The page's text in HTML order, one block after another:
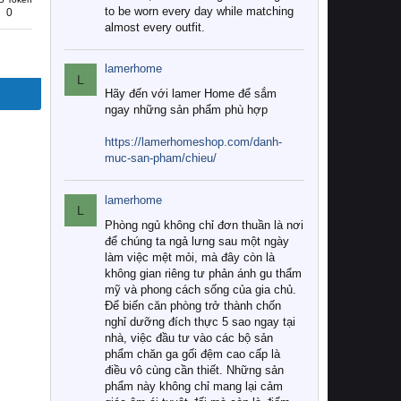
0
to be worn every day while matching
almost every outfit.
L
lamerhome
Hãy đến với lamer Home để sắm
ngay những sản phẩm phù hợp
https://lamerhomeshop.com/danh-
muc-san-pham/chieu/
L
lamerhome
Phòng ngủ không chỉ đơn thuần là nơi
để chúng ta ngả lưng sau một ngày
làm việc mệt mỏi, mà đây còn là
không gian riêng tư phản ánh gu thẩm
mỹ và phong cách sống của gia chủ.
Để biến căn phòng trở thành chốn
nghỉ dưỡng đích thực 5 sao ngay tại
nhà, việc đầu tư vào các bộ sản
phẩm chăn ga gối đệm cao cấp là
điều vô cùng cần thiết. Những sản
phẩm này không chỉ mang lại cảm